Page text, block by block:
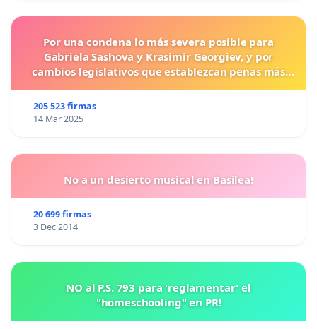
Por una condena lo más severa posible para
Gabriela Sashova y Krasimir Georgiev, y por
cambios legislativos que establezcan penas más
205 523 firmas
14 Mar 2025
No a un desierto musical en Basilea!
20 699 firmas
3 Dec 2014
NO al P.S. 793 para 'reglamentar' el
"homeschooling" en PR!